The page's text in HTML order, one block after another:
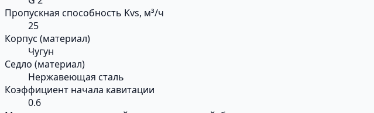
Пропускная способность Kvs, м³/ч
25
Корпус (материал)
Чугун
Седло (материал)
Нержавеющая сталь
Коэффициент начала кавитации
0.6